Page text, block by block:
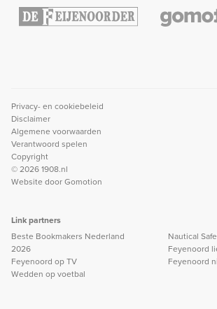
Privacy- en cookiebeleid
Disclaimer
Algemene voorwaarden
Verantwoord spelen
Copyright
© 2026 1908.nl
Website doorGomotion
Link partners
Beste Bookmakers Nederland
2026
Feyenoord op TV
Wedden op voetbal
Nautical
Feyenoord
Feyenoord